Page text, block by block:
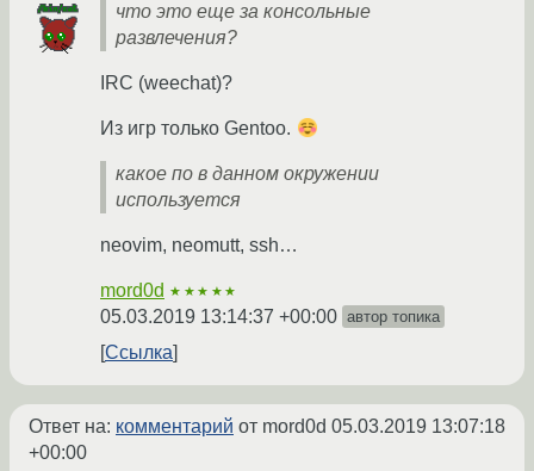
что это еще за консольные
развлечения?
IRC (weechat)?
Из игр только Gentoo.
какое по в данном окружении
используется
neovim, neomutt, ssh…
mord0d ★★★★★
05.03.2019 13:14:37 +00:00 автор топика
Ссылка
Ответ на: комментарий от mord0d 05.03.2019 13:07:18
+00:00